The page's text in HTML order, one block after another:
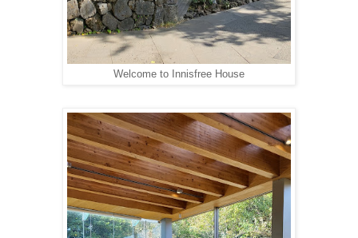
Welcome to Innisfree House